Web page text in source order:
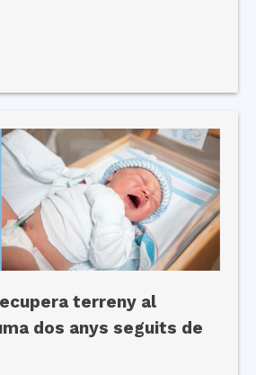
terreny al
dos anys seguits de